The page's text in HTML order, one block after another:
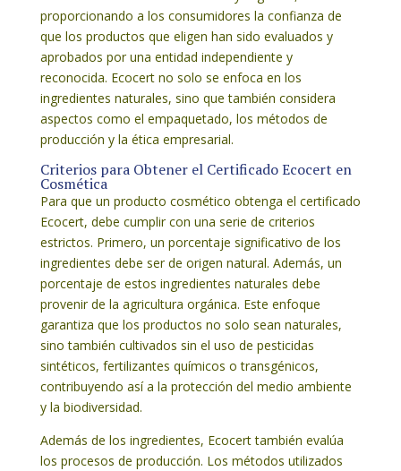
proporcionando a los consumidores la confianza de
que los productos que eligen han sido evaluados y
aprobados por una entidad independiente y
reconocida. Ecocert no solo se enfoca en los
ingredientes naturales, sino que también considera
aspectos como el empaquetado, los métodos de
producción y la ética empresarial.
Criterios para Obtener el Certificado Ecocert en
Cosmética
Para que un producto cosmético obtenga el certificado
Ecocert, debe cumplir con una serie de criterios
estrictos. Primero, un porcentaje significativo de los
ingredientes debe ser de origen natural. Además, un
porcentaje de estos ingredientes naturales debe
provenir de la agricultura orgánica. Este enfoque
garantiza que los productos no solo sean naturales,
sino también cultivados sin el uso de pesticidas
sintéticos, fertilizantes químicos o transgénicos,
contribuyendo así a la protección del medio ambiente
y la biodiversidad.
Además de los ingredientes, Ecocert también evalúa
los procesos de producción. Los métodos utilizados